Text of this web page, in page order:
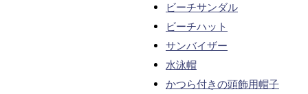
ビーチサンダル
ビーチハット
サンバイザー
水泳帽
かつら付きの頭飾用帽子